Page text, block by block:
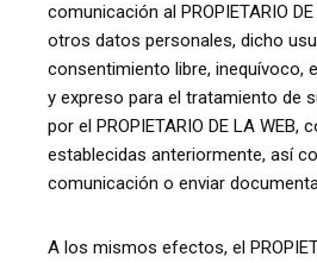
comunicación al PROPIETARIO
otros datos personales, dicho
consentimiento libre, inequívoco,
y expreso para el tratamiento de
por el PROPIETARIO DE LA WEB,
establecidas anteriormente, así
comunicación o enviar
A los mismos efectos, el